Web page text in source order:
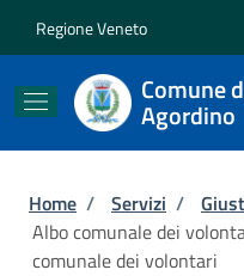
Regione Veneto
Comune
Agordino
Briciole di
Home / Servizi /
Albo comunale dei
comunale dei volontari